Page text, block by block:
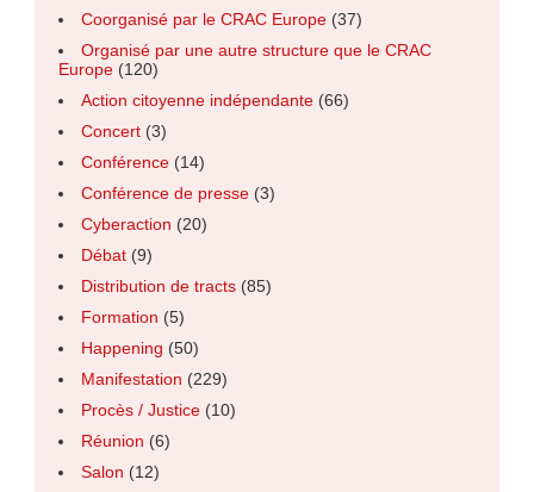
Coorganisé par le CRAC Europe(37)
Organisé par une autre structure que le CRAC
Europe(120)
Action citoyenne indépendante(66)
Concert(3)
Conférence(14)
Conférence de presse(3)
Cyberaction (20)
Débat(9)
Distribution de tracts(85)
Formation (5)
Happening (50)
Manifestation (229)
Procès / Justice(10)
Réunion (6)
Salon (12)